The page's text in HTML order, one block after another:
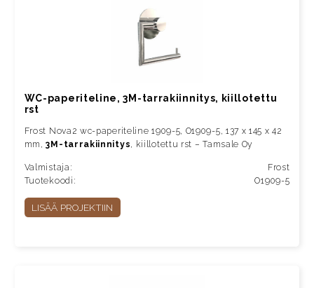
WC-paperiteline, 3M-tarrakiinnitys, kiillotettu
rst
Frost Nova2 wc-paperiteline 1909-5, O1909-5, 137 x 145 x 42
mm,3M-tarrakiinnitys, kiillotettu rst – Tamsale Oy
Valmistaja:
Frost
Tuotekoodi:
O1909-5
LISÄÄ PROJEKTIIN